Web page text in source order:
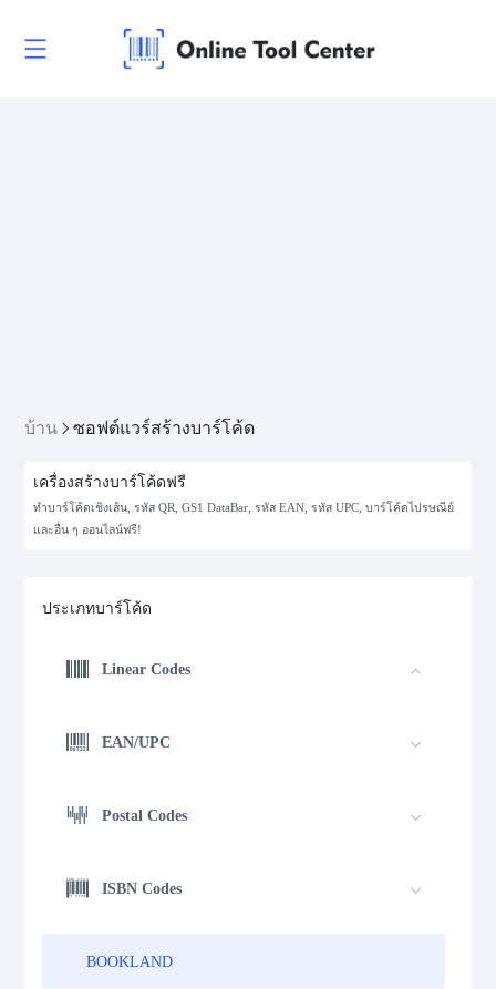
บ้าน ซอฟต์แวร์สร้างบาร์โค้ด
เครื่องสร้างบาร์โค้ดฟรี
ทำบาร์โค้ดเชิงเส้น, รหัส QR, GS1 DataBar, รหัส EAN, รหัส UPC, บาร์โค้ดไปรษณีย์
และอื่น ๆ ออนไลน์ฟรี!
ประเภทบาร์โค้ด
Linear Codes
EAN/UPC
Postal Codes
ISBN Codes
BOOKLAND